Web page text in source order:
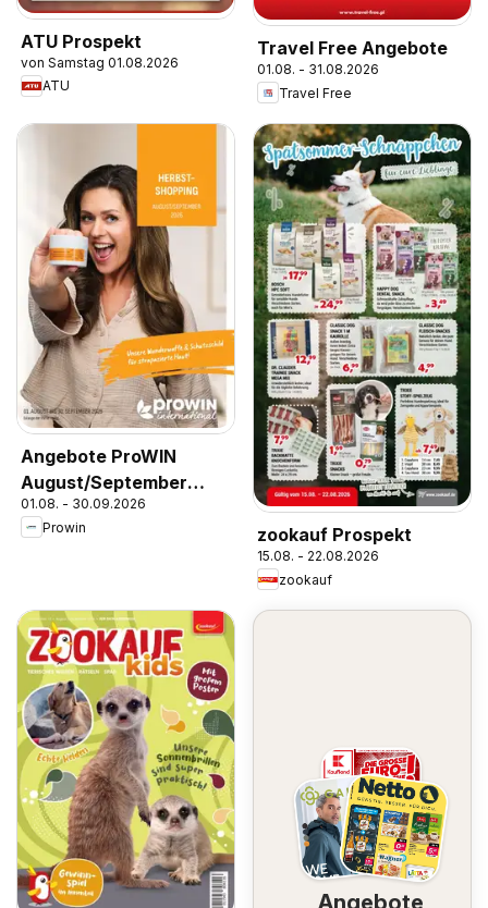
ATU Prospekt
von Samstag 01.08.2026
ATU
Travel Free Angebote
01.08. - 31.08.2026
Travel Free
Angebote ProWIN
August/September
2026
01.08. - 30.09.2026
Prowin
zookauf Prospekt
15.08. - 22.08.2026
zookauf